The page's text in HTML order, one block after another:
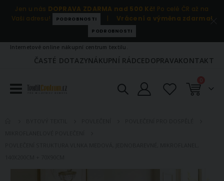
Jen u nás DOPRAVA ZDARMA nad 500 Kč! Po celé ČR až na
Vaši adresu!
PODROBNOSTI | Vrácení a výměna zdarma!
PODROBNOSTI
Internetové online nákupní centrum textilu.
ČASTÉ DOTAZYNÁKUPNÍ RÁDCEDOPRAVAKONTAKT
Košík
0položky